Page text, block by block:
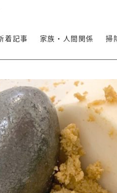
着記事 家族・人間関係 掃